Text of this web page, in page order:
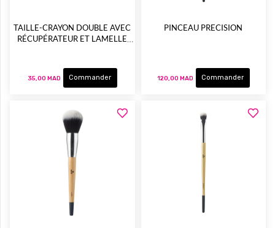
TAILLE-CRAYON DOUBLE AVEC
RÉCUPÉRATEUR ET LAMELLE
35,00 MAD Commander
PINCEAU PRECISION
120,00 MAD Commander